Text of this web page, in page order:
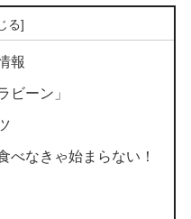
報
ビーン」
べなきゃ始まらない！